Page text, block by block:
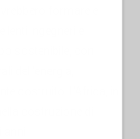
formare e
ingegneri e
sostenibile, con
dell'energia,
costruito. L'Africa, in
costruzione di